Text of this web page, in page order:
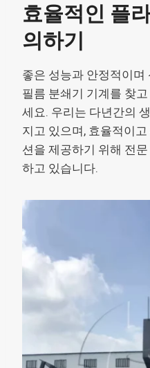
효율적인 플
의하기
좋은 성능과 안정적이며
필름 분쇄기 기계를 찾
세요. 우리는 다년간의
지고 있으며, 효율적이
션을 제공하기 위해 전
하고 있습니다.